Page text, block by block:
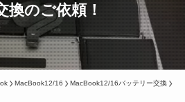
換のご依頼！
MacBook12/16 MacBook12/16バッテリー交換